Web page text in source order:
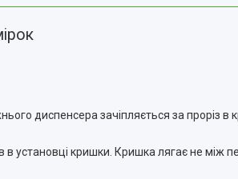
диспенсера зачіпляється за проріз
в установці кришки. Кришка лягає не